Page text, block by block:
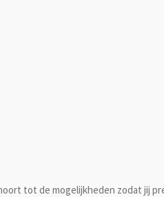
tot de mogelijkheden zodat jij